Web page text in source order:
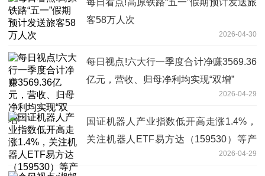
客58万人次
2026-04-30
每日视点!六大行一季度合计净赚3569.36
亿元，营收、归母净利均实现“双增”
2026-04-29
国证机器人产业指数低开高走涨1.4%，
关注机器人ETF易方达（159530）等产
2026-04-29